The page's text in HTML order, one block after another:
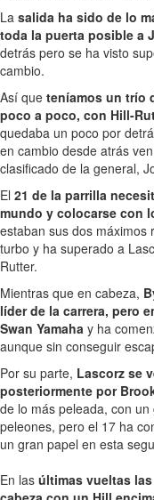
La salida ha sido de lo
toda la puerta posible a
detrás pero se ha visto
cambio.
Así que teníamos un trío
poco a poco, con Hill-
quedaba un poco por
en cambio desde atrás
clasificado de la general,
El 21 de la parrilla
mundo y colocarse con
estaban sus dos máximos
turbo y ha superado a
Rutter.
Mientras que en cabeza,
líder de la carrera, pero
Swan Yamaha y ha
aunque sin conseguir
Por su parte, Lascorz se
posteriormente por
de lo más peleada, con
peleones, pero el 17 ha
un gran papel en esta
En las últimas vueltas